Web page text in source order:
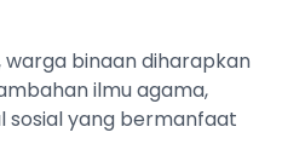
binaan diharapkan
ilmu agama,
sosial yang bermanfaat